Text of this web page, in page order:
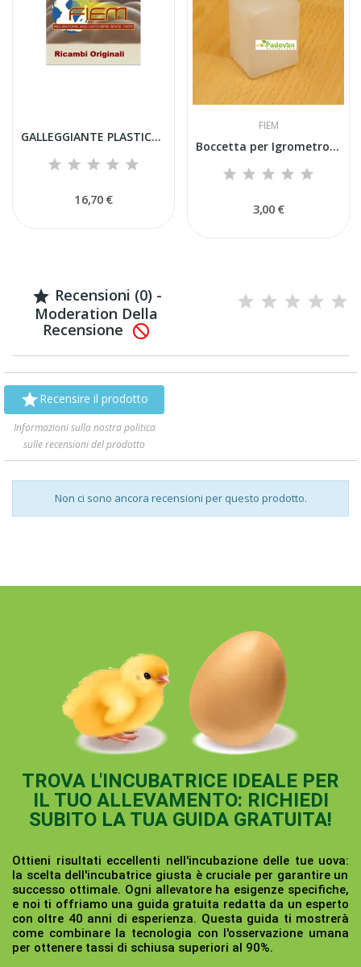
GALLEGGIANTE PLASTICA+VALVOLA+ASTA PER VASCA...
16,70 €
FIEM
Boccetta per Igrometro Ricambio Originale Fiem
3,00 €
 Recensioni (0) -
Moderation Della
Recensione 
Recensire il prodotto
Informazioni sulla nostra politica
sulle recensioni del prodotto
Non ci sono ancora recensioni per questo prodotto.
TROVA L'INCUBATRICE IDEALE PER
IL TUO ALLEVAMENTO: RICHIEDI
SUBITO LA TUA GUIDA GRATUITA!
Ottieni risultati eccellenti nell'incubazione delle tue uova:
la scelta dell'incubatrice giusta è cruciale per garantire un
successo ottimale. Ogni allevatore ha esigenze specifiche,
e noi ti offriamo una guida gratuita redatta da un esperto
con oltre 40 anni di esperienza. Questa guida ti mostrerà
come combinare la tecnologia con l'osservazione umana
per ottenere tassi di schiusa superiori al 90%.